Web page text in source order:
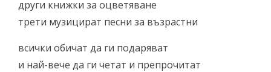
други книжки за оцветяване
трети музицират песни за възрастни
всички обичат да ги подаряват
и най-вече да ги четат и препрочитат